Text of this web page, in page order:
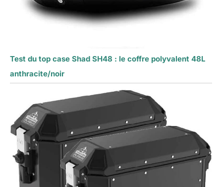
Test du top case Shad SH48 : le coffre polyvalent 48L
anthracite/noir